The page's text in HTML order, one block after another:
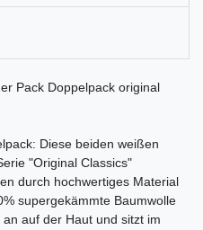
Pack Doppelpack original
Diese beiden weißen
"Original Classics"
durch hochwertiges Material
supergekämmte Baumwolle
auf der Haut und sitzt im